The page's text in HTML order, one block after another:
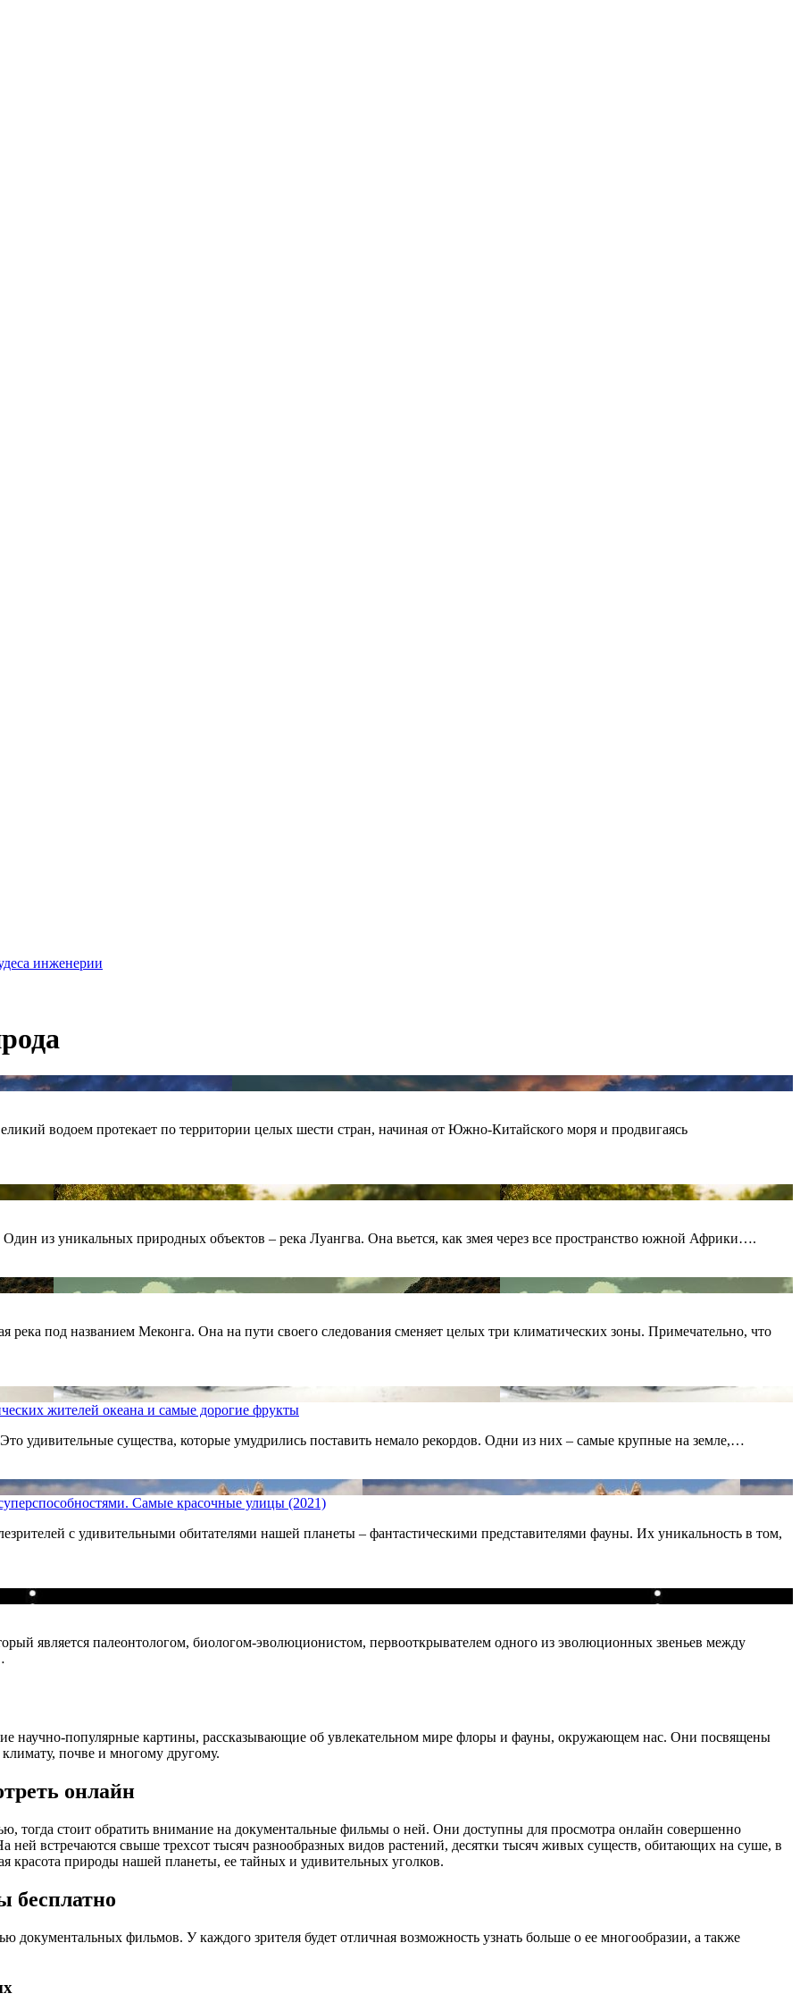
инженерии
водоем протекает по территории целых шести стран, начиная от Южно-Китайского моря и продвигаясь
Один из уникальных природных объектов – река Луангва. Она вьется, как змея через все пространство южной Африки….
под названием Меконга. Она на пути своего следования сменяет целых три климатических зоны. Примечательно, что
жителей океана и самые дорогие фрукты
удивительные существа, которые умудрились поставить немало рекордов. Одни из них – самые крупные на земле,…
Самые красочные улицы (2021)
с удивительными обитателями нашей планеты – фантастическими представителями фауны. Их уникальность в том,
является палеонтологом, биологом-эволюционистом, первооткрывателем одного из эволюционных звеньев между
научно-популярные картины, рассказывающие об увлекательном мире флоры и фауны, окружающем нас. Они посвящены
почве и многому другому.
онлайн
тогда стоит обратить внимание на документальные фильмы о ней. Они доступны для просмотра онлайн совершенно
ней встречаются свыше трехсот тысяч разнообразных видов растений, десятки тысяч живых существ, обитающих на суше, в
красота природы нашей планеты, ее тайных и удивительных уголков.
бесплатно
документальных фильмов. У каждого зрителя будет отличная возможность узнать больше о ее многообразии, а также